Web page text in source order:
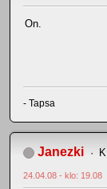
On.
- Tapsa
Janezki
24.04.08 - klo: 19.08